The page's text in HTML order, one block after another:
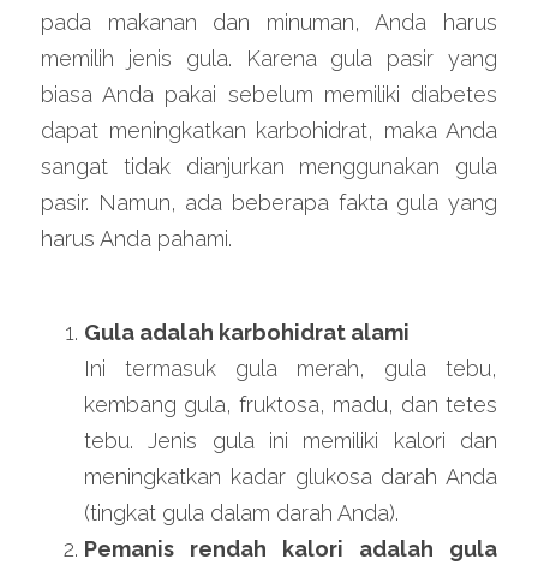
pada makanan dan minuman, Anda harus
memilih jenis gula. Karena gula pasir yang
biasa Anda pakai sebelum memiliki diabetes
dapat meningkatkan karbohidrat, maka Anda
sangat tidak dianjurkan menggunakan gula
pasir. Namun, ada beberapa fakta gula yang
harus Anda pahami.
Gula adalah karbohidrat alami
Ini termasuk gula merah, gula tebu,
kembang gula, fruktosa, madu, dan tetes
tebu. Jenis gula ini memiliki kalori dan
meningkatkan kadar glukosa darah Anda
(tingkat gula dalam darah Anda).
Pemanis rendah kalori adalah gula